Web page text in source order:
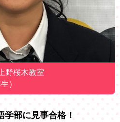
野桜木教室
）
部に見事合格！